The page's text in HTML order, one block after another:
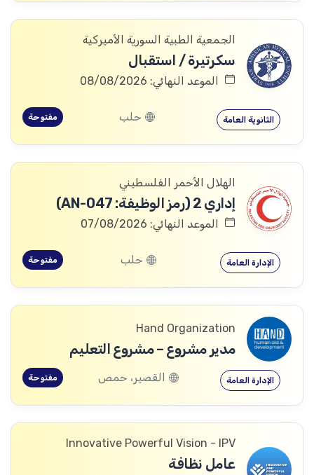
الجمعية الطبية السورية الأميركية
سكرتيرة / استقبال
الموعد النهائي: 08/08/2026
الثانوية العامة حلب مفتوحة
الهلال الأحمر الفلسطيني
إداري 2 (رمز الوظيفة: AN-047)
الموعد النهائي: 07/08/2026
الإدارة العامة حلب مفتوحة
Hand Organization
مدير مشروع – مشروع التعليم
الإدارة العامة القصير، حمص مفتوحة
Innovative Powerful Vision - IPV
عامل نظافة